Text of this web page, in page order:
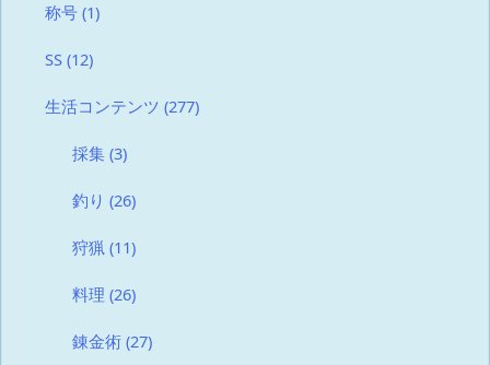
称号 (1)
SS (12)
生活コンテンツ (277)
採集 (3)
釣り (26)
狩猟 (11)
料理 (26)
錬金術 (27)